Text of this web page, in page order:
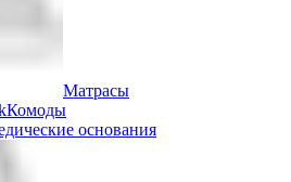
Матрасы
Комоды
основания